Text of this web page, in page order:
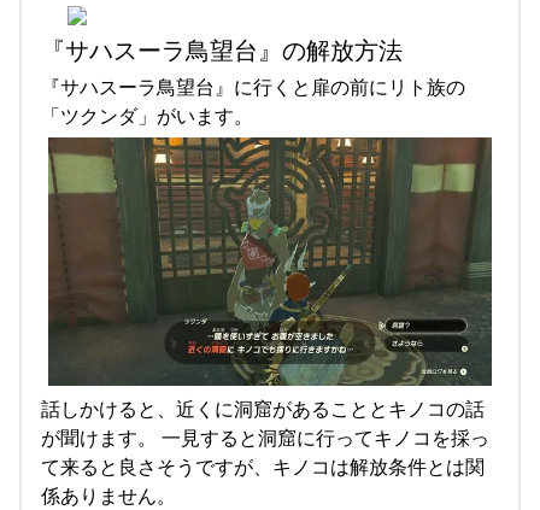
『サハスーラ鳥望台』の解放方法
『サハスーラ鳥望台』に行くと扉の前にリト族の
「ツクンダ」がいます。
話しかけると、近くに洞窟があることとキノコの話
が聞けます。 一見すると洞窟に行ってキノコを採っ
て来ると良さそうですが、キノコは解放条件とは関
係ありません。